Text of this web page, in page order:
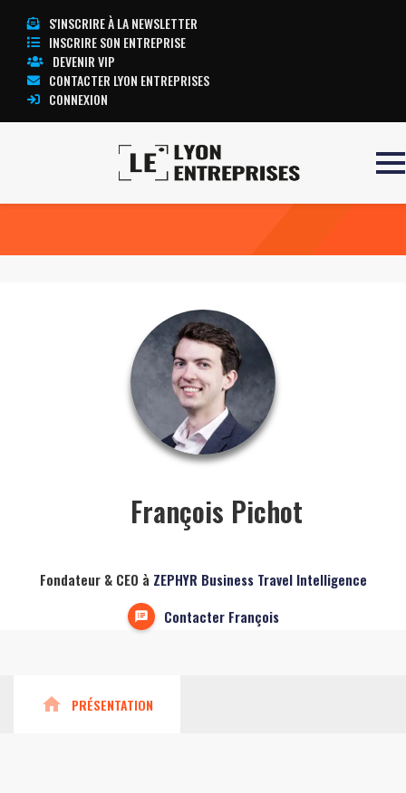
S'INSCRIRE À LA NEWSLETTER
INSCRIRE SON ENTREPRISE
DEVENIR VIP
CONTACTER LYON ENTREPRISES
CONNEXION
François Pichot
Fondateur & CEO à ZEPHYR Business Travel Intelligence
Contacter François
home PRÉSENTATION